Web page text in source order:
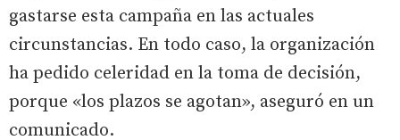
gastarse esta campaña en las actuales
circunstancias. En todo caso, la organización
ha pedido celeridad en la toma de decisión,
porque «los plazos se agotan», aseguró en un
comunicado.